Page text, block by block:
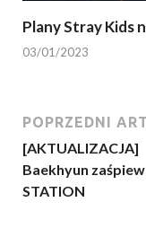
Plany Stray Kids
03/01/2023
POPRZEDNI
[AKTUALIZACJA]
Baekhyun
STATION